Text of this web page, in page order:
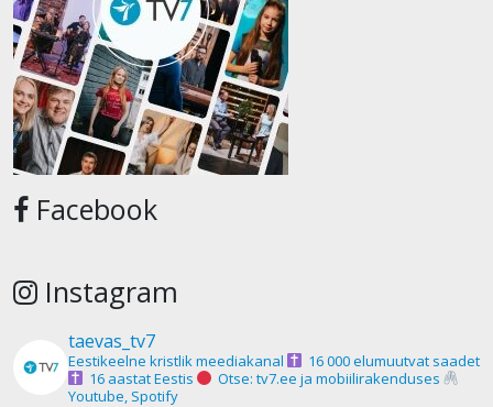
Facebook
Instagram
taevas_tv7
Eestikeelne kristlik meediakanal
16 000 elumuutvat saadet
16 aastat Eestis
Otse: tv7.ee ja mobiilirakenduses
Youtube, Spotify